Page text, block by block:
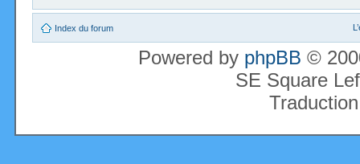
Index du forum
Powered by phpBB ©
SE Square